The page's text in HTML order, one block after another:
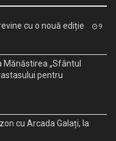
cu o nouă ediție 9
„Sfântul
pentru
cu Arcada Galați, la